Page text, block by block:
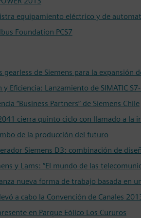
equipamiento eléctrico y de
Foundation PCS7
gearless de Siemens para la expansión
Eficiencia: Lanzamiento de SIMATIC
“Business Partners” de Siemens Chile
cierra quinto ciclo con llamado a la
de la producción del futuro
Siemens D3: combinación de
y Lams: “El mundo de las
nueva forma de trabajo basada en
a cabo la Convención de Canales
en Parque Eólico Los Cururos